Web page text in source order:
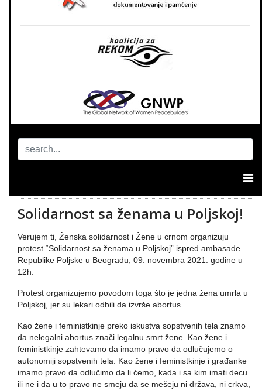
Solidarnost sa ženama u Poljskoj!
Verujem ti, Ženska solidarnost i Žene u crnom organizuju
protest “Solidarnost sa ženama u Poljskoj” ispred ambasade
Republike Poljske u Beogradu, 09. novembra 2021. godine u
12h.
Protest organizujemo povodom toga što je jedna žena umrla u
Poljskoj, jer su lekari odbili da izvrše abortus.
Kao žene i feministkinje preko iskustva sopstvenih tela znamo
da nelegalni abortus znači legalnu smrt žene. Kao žene i
feministkinje zahtevamo da imamo pravo da odlučujemo o
autonomiji sopstvenih tela. Kao žene i feministkinje i građanke
imamo pravo da odlučimo da li ćemo, kada i sa kim imati decu
ili ne i da u to pravo ne smeju da se mešeju ni država, ni crkva,